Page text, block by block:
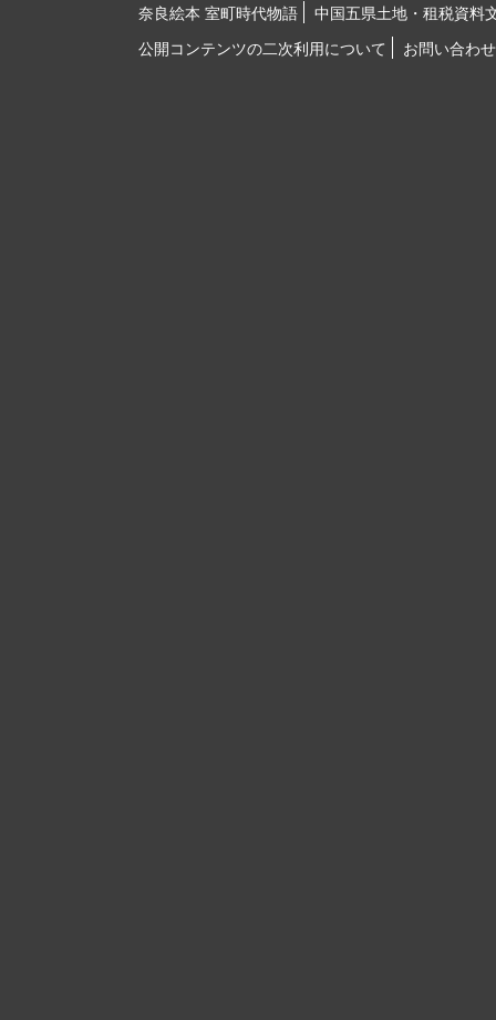
奈良絵本 室町時代物語
中国五県土地・租税資料
公開コンテンツの二次利用について
お問い合わせ